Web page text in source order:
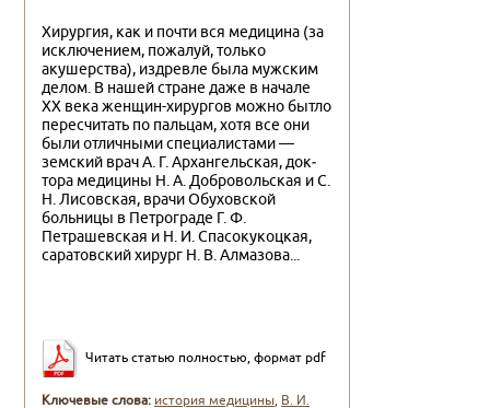
Хирургия, как и почти вся медицина (за
исключением, по­жалуй, только
акушерства), издревле была мужским
делом. В нашей стране даже в начале
XX века женщин-хирургов мож­но бытло
пересчитать по пальцам, хотя все они
были отличны­ми специалистами —
земский врач А. Г. Архангельская, док­
тора медицины Н. А. Добровольская и С.
Н. Лисовская, врачи Обуховской
больницы в Петрограде Г. Ф.
Петрашевская и Н. И. Спасокукоцкая,
саратовский хирург Н. В. Алмазова...
Читать статью полностью, формат pdf
Ключевые слова: история медицины, В. И.